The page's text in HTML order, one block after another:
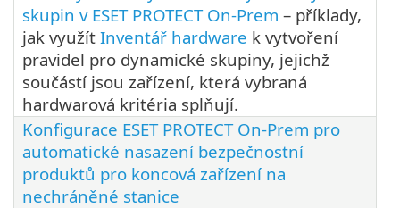
skupin v ESET PROTECT On-Prem – příklady,
jak využít Inventář hardware k vytvoření
pravidel pro dynamické skupiny, jejichž
součástí jsou zařízení, která vybraná
hardwarová kritéria splňují.
Konfigurace ESET PROTECT On-Prem pro
automatické nasazení bezpečnostní
produktů pro koncová zařízení na
nechráněné stanice